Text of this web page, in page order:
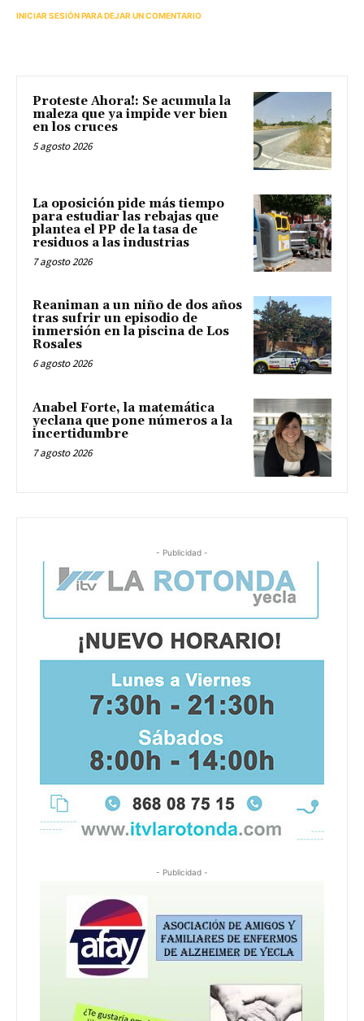
INICIAR SESIÓN PARA DEJAR UN COMENTARIO
Proteste Ahora!: Se acumula la
maleza que ya impide ver bien
en los cruces
5 agosto 2026
La oposición pide más tiempo
para estudiar las rebajas que
plantea el PP de la tasa de
residuos a las industrias
7 agosto 2026
Reaniman a un niño de dos años
tras sufrir un episodio de
inmersión en la piscina de Los
Rosales
6 agosto 2026
Anabel Forte, la matemática
yeclana que pone números a la
incertidumbre
7 agosto 2026
- Publicidad -
- Publicidad -